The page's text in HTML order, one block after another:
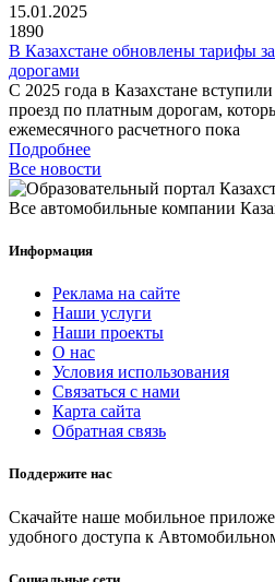
15.01.2025
1890
В Казахстане обновлены тарифы
дорогами
С 2025 года в Казахстане
проезд по платным дорогам,
ежемесячного расчетного пока
Подробнее
Все новости
Все автомобильные компании
Информация
Реклама на сайте
Наши услуги
Наши проекты
О нас
Условия использования
Связаться с нами
Карта сайта
Обратная связь
Поддержите нас
Скачайте наше мобильное
удобного доступа к